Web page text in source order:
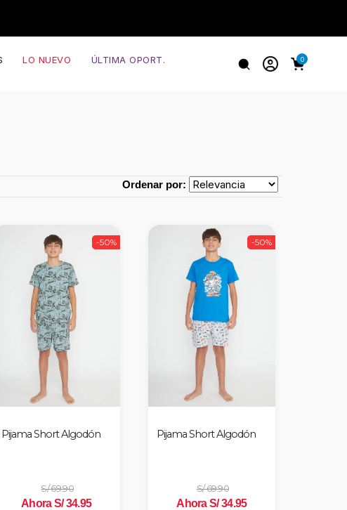
LO NUEVO ÚLTIMA OPORT. 0
Ordenar por:
-50%
Pijama Short Algodón
S/ 69.90
Ahora S/ 34.95
-50%
Pijama Short Algodón
S/ 69.90
Ahora S/ 34.95